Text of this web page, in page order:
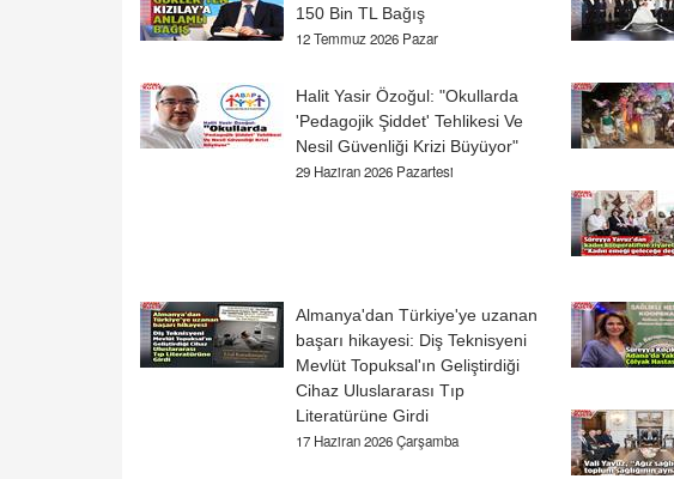
150 Bin TL Bağış
12 Temmuz 2026 Pazar
Halit Yasir Özoğul: "Okullarda
'Pedagojik Şiddet' Tehlikesi Ve
Nesil Güvenliği Krizi Büyüyor"
29 Haziran 2026 Pazartesi
Almanya'dan Türkiye'ye uzanan
başarı hikayesi: Diş Teknisyeni
Mevlüt Topuksal'ın Geliştirdiği
Cihaz Uluslararası Tıp
Literatürüne Girdi
17 Haziran 2026 Çarşamba